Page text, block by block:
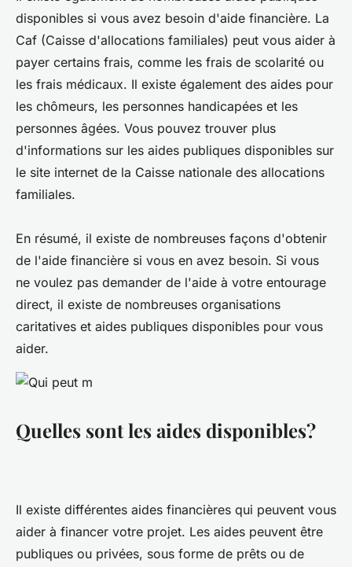
disponibles si vous avez besoin d'aide financière. La
Caf (Caisse d'allocations familiales) peut vous aider à
payer certains frais, comme les frais de scolarité ou
les frais médicaux. Il existe également des aides pour
les chômeurs, les personnes handicapées et les
personnes âgées. Vous pouvez trouver plus
d'informations sur les aides publiques disponibles sur
le site internet de la Caisse nationale des allocations
familiales.
En résumé, il existe de nombreuses façons d'obtenir
de l'aide financière si vous en avez besoin. Si vous
ne voulez pas demander de l'aide à votre entourage
direct, il existe de nombreuses organisations
caritatives et aides publiques disponibles pour vous
aider.
Quelles sont les aides disponibles?
Il existe différentes aides financières qui peuvent vous
aider à financer votre projet. Les aides peuvent être
publiques ou privées, sous forme de prêts ou de